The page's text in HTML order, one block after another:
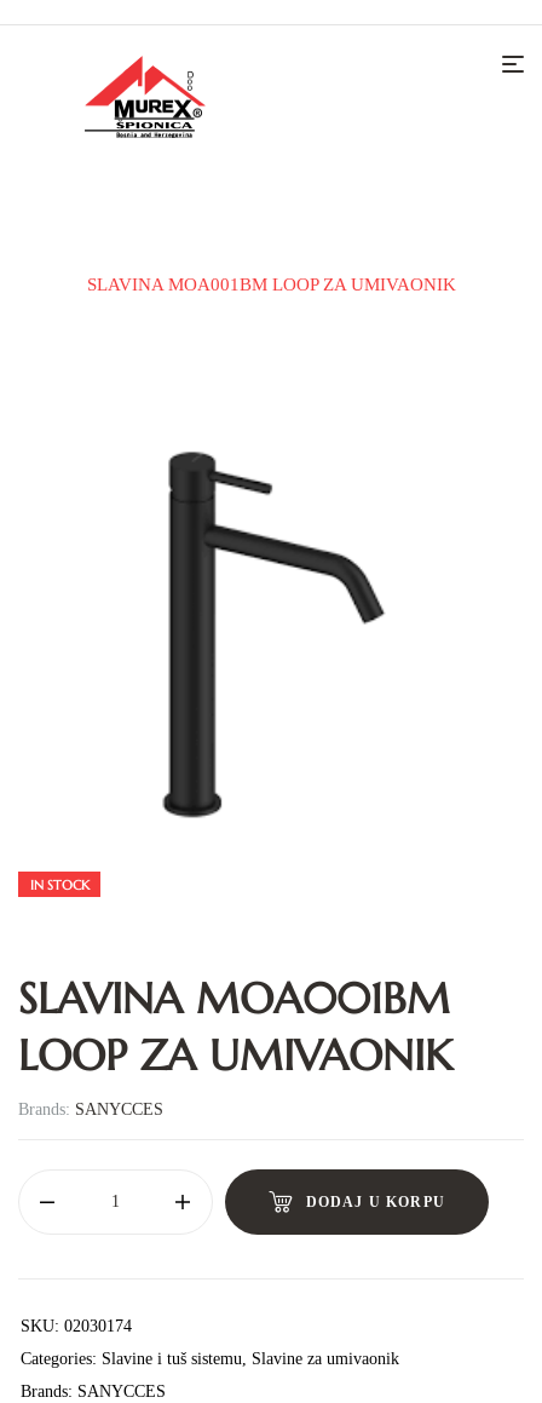
SLAVINA MOA001BM LOOP ZA UMIVAONIK
IN STOCK
SLAVINA MOA001BM
LOOP ZA UMIVAONIK
Brands: SANYCCES
DODAJ U KORPU
SKU: 02030174
Categories: Slavine i tuš sistemu, Slavine za umivaonik
Brands: SANYCCES